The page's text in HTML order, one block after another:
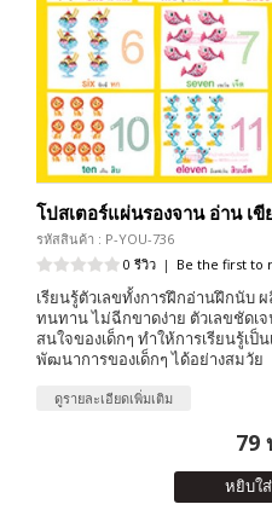
โปสเตอร์แผ่นรองจาน อ่าน เขี
รหัสสินค้า : P-YOU-736
0 รีวิว | Be the first to
เรียนรู้ตัวเลขทั้งการฝึกอ่านฝึกนับ
ทนทาน ไม่ฉีกขาดง่าย ตัวเลขชัดเ
สนใจของเด็กๆ ทำให้การเรียนรู้เ
พัฒนาการของเด็กๆ ได้อย่างสมวัย
ดูรายละเอียดเพิ่มเติม
79
หยิบใ